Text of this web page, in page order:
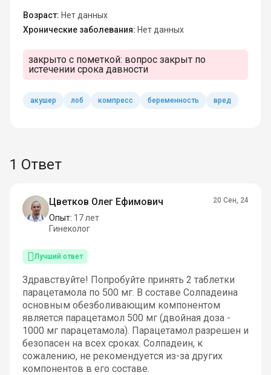
Возраст: Нет данных
Хронические заболевания: Нет данных
закрыто с пометкой: вопрос закрыт по
истечении срока давности
акушер лоб компресс беременность вред
1 Ответ
Цветков Олег Ефимович
Опыт: 17 лет
Гинеколог
20 Сен, 24
Лучший ответ
Здравствуйте! Попробуйте принять 2 таблетки
парацетамола по 500 мг. В составе Солпадеина
основным обезболивающим компонентом
является парацетамол 500 мг (двойная доза -
1000 мг парацетамола). Парацетамол разрешен и
безопасен на всех сроках. Солпадеин, к
сожалению, не рекомендуется из-за других
компонентов в его составе.